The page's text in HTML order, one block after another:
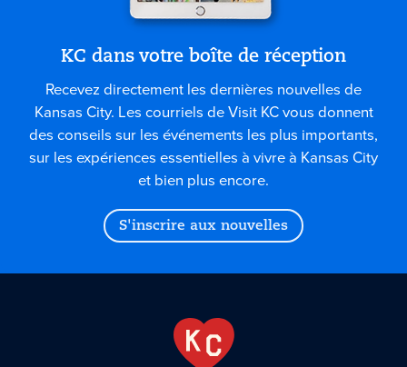
KC dans votre boîte de réception
Recevez directement les dernières nouvelles de
Kansas City. Les courriels de Visit KC vous donnent
des conseils sur les événements les plus importants,
sur les expériences essentielles à vivre à Kansas City
et bien plus encore.
S'inscrire aux nouvelles